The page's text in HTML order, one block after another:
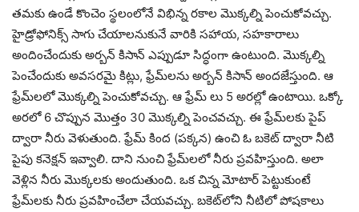
తమకు ఉండే కొంచెం స్థలంలోనే విభిన్న రకాల మొక్కల్ని పెంచుకోవచ్చు.
హైడ్రోఫోనిక్స్ సాగు చేయాలనుకునే వారికి సహాయ, సహకారాలు
అందించేందుకు అర్బన్ కిసాన్ ఎప్పుడూ సిద్ధంగా ఉంటుంది. మొక్కల్ని
పెంచేందుకు అవసరమై కిట్లు, ఫ్రేమ్‌లను అర్బన్ కిసాన్ అందజేస్తుంది. ఆ
ఫ్రేమ్‌లలో మొక్కల్ని పెంచుకోవచ్చు. ఆ ఫ్రేమ్ లు 5 అరల్లో ఉంటాయి. ఒక్కో
అరలో 6 చొప్పున మొత్తం 30 మొక్కల్ని పెంచవచ్చు. ఈ ఫ్రేమ్‌లకు పైప్
ద్వారా నీరు వెళుతుంది. ఫ్రేమ్ కింద (పక్కన) ఉంచి ఓ బకెట్ ద్వారా నీటి
పైపు కనెక్షన్ ఇవ్వాలి. దాని నుంచి ఫ్రేమ్‌లలో నీరు ప్రవహిస్తుంది. అలా
వెళ్లిన నీరు మొక్కలకు అందుతుంది. ఒక చిన్న మోటార్‌ పెట్టుకుంటే
ఫ్రేమ్‌లకు నీరు ప్రవహించేలా చేయవచ్చు. బకెట్‌లోని నీటిలో పోషకాలు